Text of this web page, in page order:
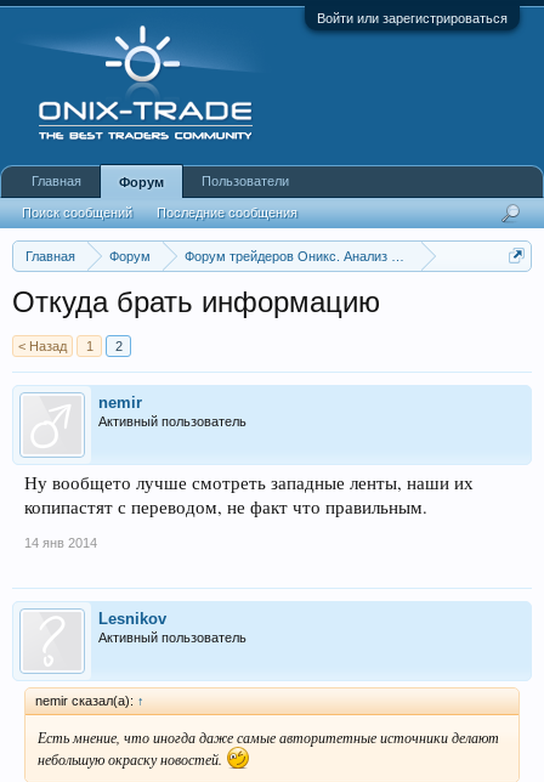
Войти или зарегистрироваться
Главная Форум
Форум трейдеров Оникс. Анализ и обсуждение рынка
Откуда брать информацию
< Назад 1 2
nemir
Активный пользователь
Ну вообщето лучше смотреть западные ленты, наши их
копипастят с переводом, не факт что правильным.
14 янв 2014
Lesnikov
Активный пользователь
nemir сказал(а): ↑
Есть мнение, что иногда даже самые авторитетные источники делают
небольшую окраску новостей.
Главная Форум
Поиск сообщений Последние сообщения
Пользователи